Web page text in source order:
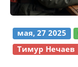
мая, 27 2025
Тимур Нечаев